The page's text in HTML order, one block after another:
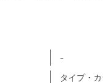
タイプ・
-